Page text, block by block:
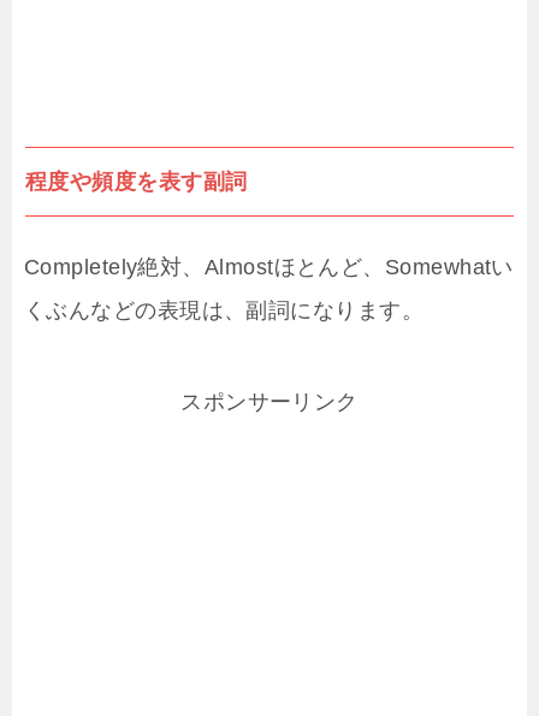
程度や頻度を表す副詞
Completely絶対、Almostほとんど、Somewhatい
くぶんなどの表現は、副詞になります。
スポンサーリンク